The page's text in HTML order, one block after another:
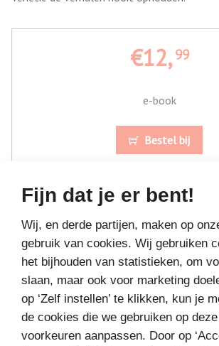
Fijn dat je er bent!
Wij, en derde partijen, maken op
gebruik van cookies. Wij gebruiken
het bijhouden van statistieken, om
slaan, maar ook voor marketing
op ‘Zelf instellen’ te klikken, kun je
de cookies die we gebruiken op
voorkeuren aanpassen. Door op
€12,99
e-book
Bestel bij
MEER BOEKEN